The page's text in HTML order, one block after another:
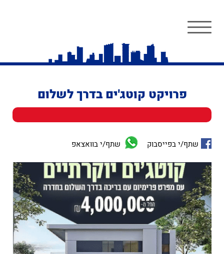
פרויקט קוטג'ים בדרך לשלום
שתף/י בפייסבוק שתף/י בוואצאפ